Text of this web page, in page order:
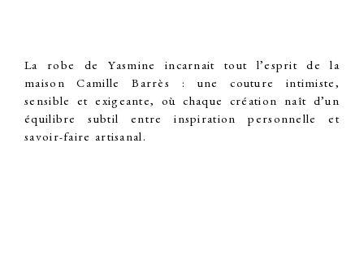
La robe de Yasmine incarnait tout l’esprit de la
maison Camille Barrès : une couture intimiste,
sensible et exigeante, où chaque création naît d’un
équilibre subtil entre inspiration personnelle et
savoir-faire artisanal.